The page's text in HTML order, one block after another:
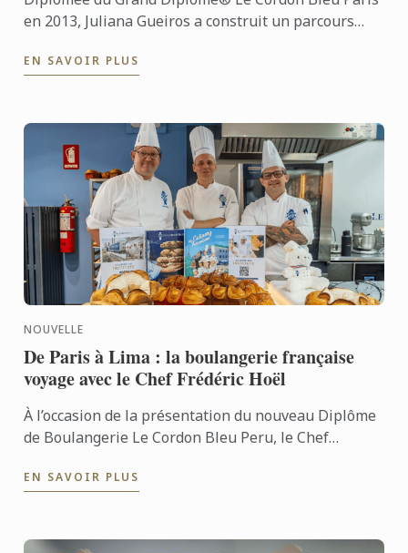
en 2013, Juliana Gueiros a construit un parcours
Après ...
EN SAVOIR PLUS
NOUVELLE
De Paris à Lima : la boulangerie française
voyage avec le Chef Frédéric Hoël
À l’occasion de la présentation du nouveau Diplôme
de Boulangerie Le Cordon Bleu Peru, le Chef
savoir-faire de ...
EN SAVOIR PLUS